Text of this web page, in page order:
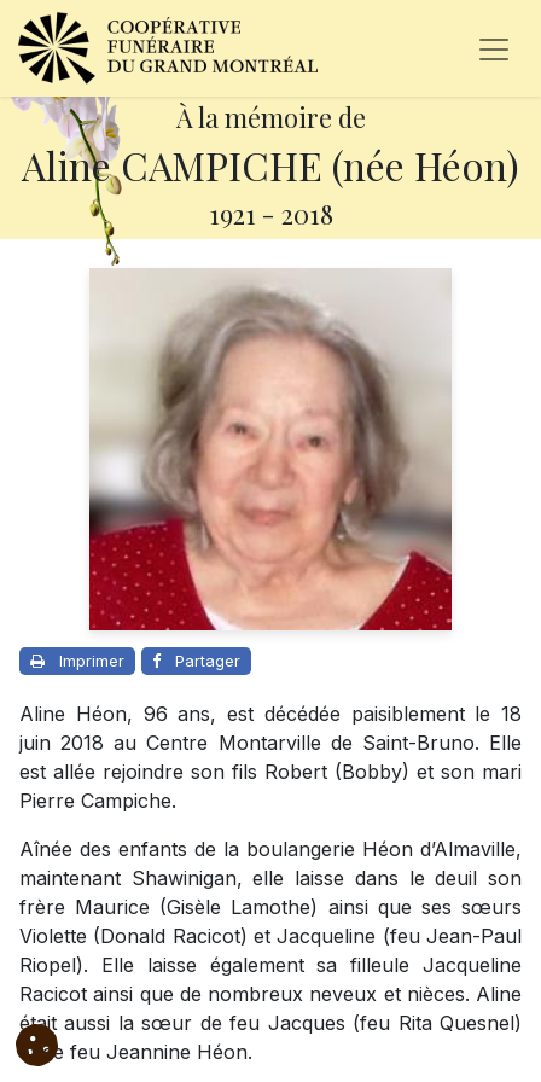
À la mémoire de
Aline CAMPICHE (née Héon)
1921 - 2018
Imprimer Partager
Aline Héon, 96 ans, est décédée paisiblement le 18
juin 2018 au Centre Montarville de Saint-Bruno. Elle
est allée rejoindre son fils Robert (Bobby) et son mari
Pierre Campiche.
Aînée des enfants de la boulangerie Héon d’Almaville,
maintenant Shawinigan, elle laisse dans le deuil son
frère Maurice (Gisèle Lamothe) ainsi que ses sœurs
Violette (Donald Racicot) et Jacqueline (feu Jean-Paul
Riopel). Elle laisse également sa filleule Jacqueline
Racicot ainsi que de nombreux neveux et nièces. Aline
était aussi la sœur de feu Jacques (feu Rita Quesnel)
et de feu Jeannine Héon.